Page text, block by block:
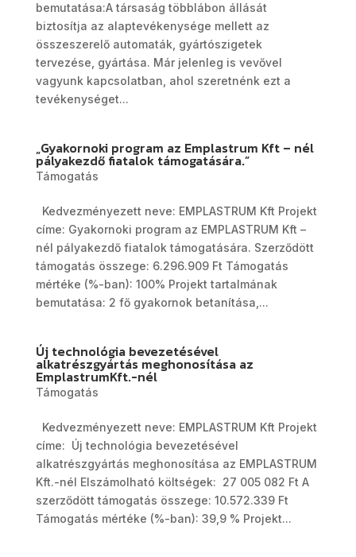
bemutatása:A társaság többlábon állását
biztosítja az alaptevékenysége mellett az
összeszerelő automaták, gyártószigetek
tervezése, gyártása. Már jelenleg is vevővel
vagyunk kapcsolatban, ahol szeretnénk ezt a
tevékenységet...
„Gyakornoki program az Emplastrum Kft – nél
pályakezdő fiatalok támogatására.”
Támogatás
Kedvezményezett neve: EMPLASTRUM Kft Projekt
címe: Gyakornoki program az EMPLASTRUM Kft –
nél pályakezdő fiatalok támogatására. Szerződött
támogatás összege: 6.296.909 Ft Támogatás
mértéke (%-ban): 100% Projekt tartalmának
bemutatása: 2 fő gyakornok betanítása,...
Új technológia bevezetésével
alkatrészgyártás meghonosítása az
EmplastrumKft.-nél
Támogatás
Kedvezményezett neve: EMPLASTRUM Kft Projekt
címe: Új technológia bevezetésével
alkatrészgyártás meghonosítása az EMPLASTRUM
Kft.-nél Elszámolható költségek: 27 005 082 Ft A
szerződött támogatás összege: 10.572.339 Ft
Támogatás mértéke (%-ban): 39,9 % Projekt...